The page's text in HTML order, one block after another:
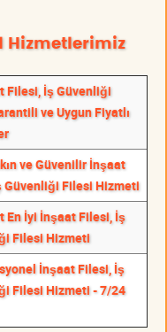
Hizmetlerimiz
Filesi, İş Güvenliği
ve Uygun Fiyatlı
ve Güvenilir İnşaat
Güvenliği Filesi Hizmeti
En İyi İnşaat Filesi, İş
Filesi Hizmeti
İnşaat Filesi, İş
Filesi Hizmeti - 7/24